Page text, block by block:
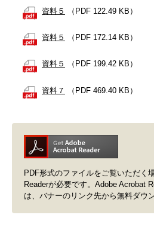
資料５ （PDF 122.49 KB）
資料５ （PDF 172.14 KB）
資料５ （PDF 199.42 KB）
資料７ （PDF 469.40 KB）
PDF形式のファイルをご覧いただく
Readerが必要です。Adobe Acrobat
は、バナーのリンク先から無料ダウ